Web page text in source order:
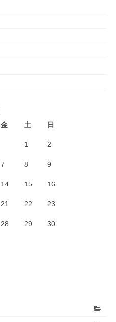
金 土 日
1 2
7 8 9
14 15 16
21 22 23
28 29 30